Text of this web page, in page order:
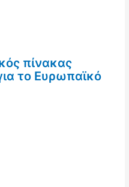
πίνακας
το Ευρωπαϊκό